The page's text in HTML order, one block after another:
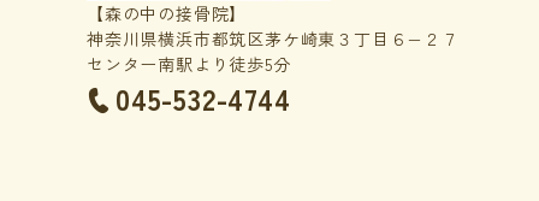
【森の中の接骨院】
神奈川県横浜市都筑区茅ケ崎東３丁目６−２７
センター南駅より徒歩5分
045-532-4744